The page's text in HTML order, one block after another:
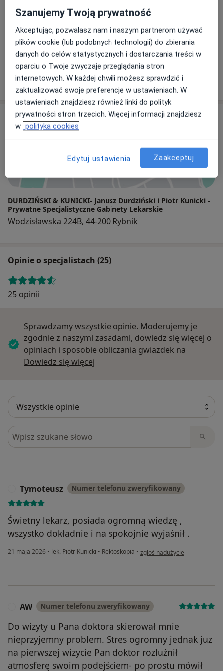
Chirurg, Proktolog
21 opinii
lek. Piotr Kunicki
Chirurg
220 opinii
Adres
Powiększ mapę
DURDZIŃSKI & KUNICKI- Janusz Durdziński i Piotr Kunicki -
Prywatne Specjalistyczne Gabinety Lekarskie
Wodzisławska 224B, 44-200 Rybnik
Opinie o specjalistach (25)
25 opinii
Sprawdzamy wszystkie opinie. Moderujemy je
zgodnie z naszymi zasadami, dowiedz się więcej o
opiniach i sposobie obliczania gwiazdek na
Dowiedz się więcej
Szukaj w opiniach
Tymoteusz Numer telefonu zweryfikowany
Świetny lekarz, posiada ogromną wiedzę ,
wszystko dokładnie i na spokojnie wyjaśnił .
21 maja 2026 • lek. Piotr Kunicki • Rektoskopia • w opinii użytkownika
zgłoś nadużycie
AW Numer telefonu zweryfikowany
Do wizyty u Pana doktora skierował mnie
nieprzyjemny problem. Stres ogromny jednak juz
na pierwszej wizycie Pan doktor rozluźnił
atmosferę swoim podejściem- po prostu mówił
Szanujemy Twoją prywatność
Akceptując, pozwalasz nam i naszym partnerom używać
plików cookie (lub podobnych technologii) do zbierania
danych do celów statystycznych i dostarczania treści w
oparciu o Twoje zwyczaje przeglądania stron
internetowych. W każdej chwili możesz sprawdzić i
zaktualizować swoje preferencje w ustawieniach. W
ustawieniach znajdziesz również linki do polityk
prywatności stron trzecich. Więcej informacji znajdziesz
w polityka cookies
Edytuj ustawienia Zaakceptuj